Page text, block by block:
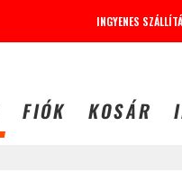
INGYENES
FIÓK KOSÁR